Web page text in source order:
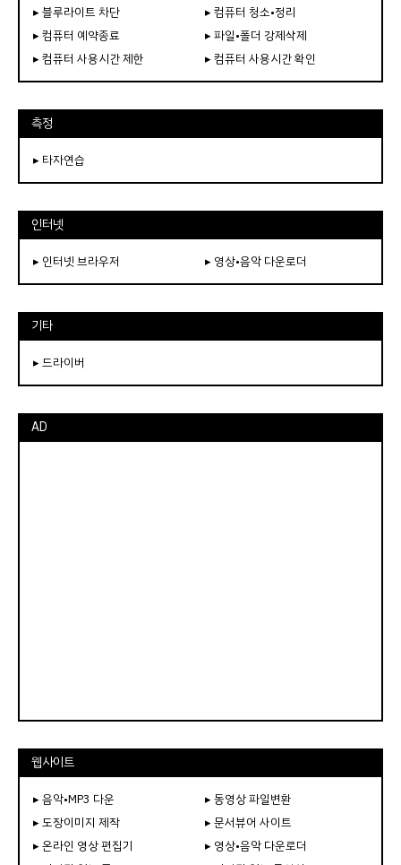
▸ 블루라이트 차단
▸ 컴퓨터 청소•정리
▸ 컴퓨터 예약종료
▸ 파일•폴더 강제삭제
▸ 컴퓨터 사용시간 제한
▸ 컴퓨터 사용시간 확인
측정
▸ 타자연습
인터넷
▸ 인터넷 브라우저 ▸ 영상•음악 다운로더
기타
▸ 드라이버
AD
웹사이트
▸ 음악•MP3 다운
▸ 동영상 파일변환
▸ 도장이미지 제작
▸ 문서뷰어 사이트
▸ 온라인 영상 편집기
▸ 영상•음악 다운로더